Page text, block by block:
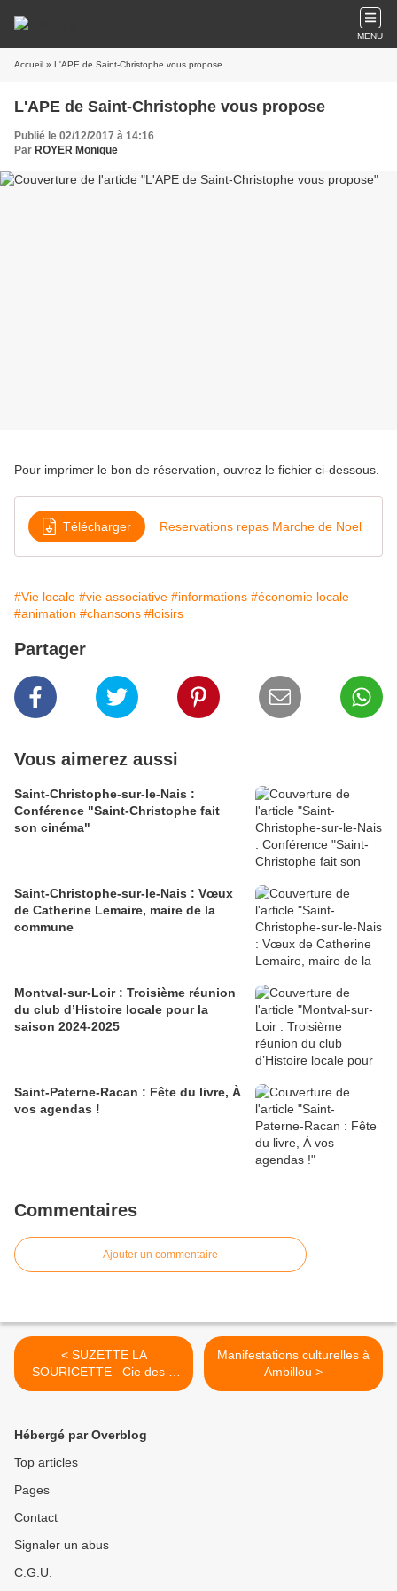
MENU
Accueil » L'APE de Saint-Christophe vous propose
L'APE de Saint-Christophe vous propose
Publié le 02/12/2017 à 14:16
Par ROYER Monique
Pour imprimer le bon de réservation, ouvrez le fichier ci-dessous.
Télécharger Reservations repas Marche de Noel
#Vie locale #vie associative #informations #économie locale
#animation #chansons #loisirs
Partager
Vous aimerez aussi
Saint-Christophe-sur-le-Nais :
Conférence "Saint-Christophe fait
son cinéma"
Saint-Christophe-sur-le-Nais : Vœux
de Catherine Lemaire, maire de la
commune
Montval-sur-Loir : Troisième réunion
du club d’Histoire locale pour la
saison 2024-2025
Saint-Paterne-Racan : Fête du livre, À
vos agendas !
Commentaires
Ajouter un commentaire
< SUZETTE LA
SOURICETTE– Cie des 3
Casquettes
Manifestations culturelles à
Ambillou >
Hébergé par Overblog
Top articles
Pages
Contact
Signaler un abus
C.G.U.